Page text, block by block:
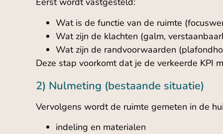
Wat is de functie van de ruimte
Wat zijn de klachten (galm,
Wat zijn de randvoorwaarden
Deze stap voorkomt dat je de verkeerde KPI
2) Nulmeting (bestaande situatie)
Vervolgens wordt de ruimte gemeten in de
indeling en materialen